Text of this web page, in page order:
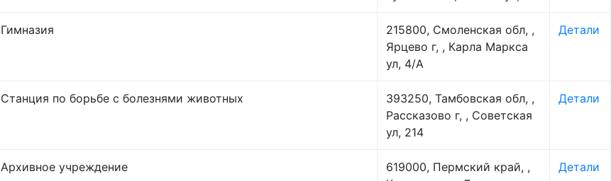
Гимназия
215800, Смоленская обл, ,
Ярцево г, , Карла Маркса
ул, 4/А
Детали
Станция по борьбе с болезнями животных
393250, Тамбовская обл, ,
Рассказово г, , Советская
ул, 214
Детали
Архивное учреждение
619000, Пермский край, ,
Детали